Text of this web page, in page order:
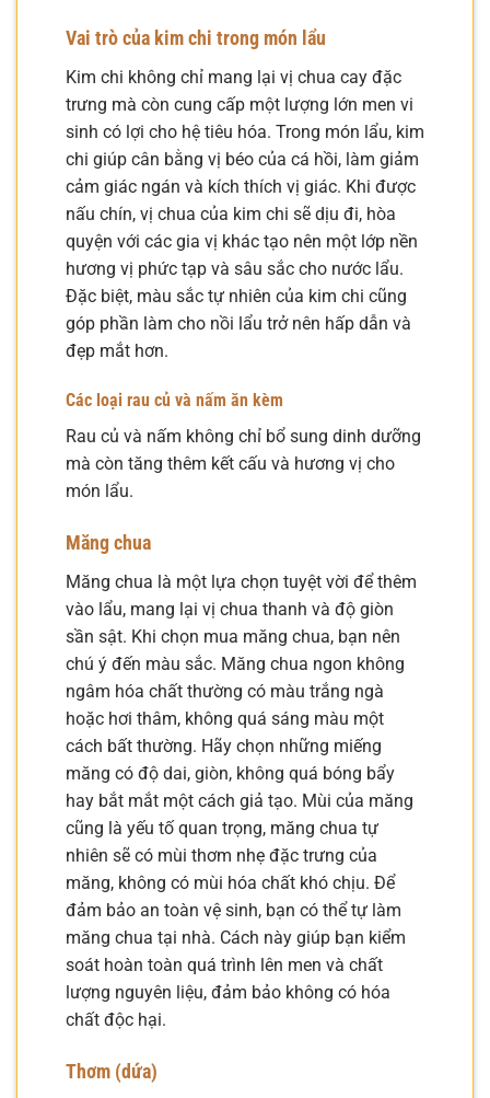
Vai trò của kim chi trong món lẩu
Kim chi không chỉ mang lại vị chua cay đặc
trưng mà còn cung cấp một lượng lớn men vi
sinh có lợi cho hệ tiêu hóa. Trong món lẩu, kim
chi giúp cân bằng vị béo của cá hồi, làm giảm
cảm giác ngán và kích thích vị giác. Khi được
nấu chín, vị chua của kim chi sẽ dịu đi, hòa
quyện với các gia vị khác tạo nên một lớp nền
hương vị phức tạp và sâu sắc cho nước lẩu.
Đặc biệt, màu sắc tự nhiên của kim chi cũng
góp phần làm cho nồi lẩu trở nên hấp dẫn và
đẹp mắt hơn.
Các loại rau củ và nấm ăn kèm
Rau củ và nấm không chỉ bổ sung dinh dưỡng
mà còn tăng thêm kết cấu và hương vị cho
món lẩu.
Măng chua
Măng chua là một lựa chọn tuyệt vời để thêm
vào lẩu, mang lại vị chua thanh và độ giòn
sần sật. Khi chọn mua măng chua, bạn nên
chú ý đến màu sắc. Măng chua ngon không
ngâm hóa chất thường có màu trắng ngà
hoặc hơi thâm, không quá sáng màu một
cách bất thường. Hãy chọn những miếng
măng có độ dai, giòn, không quá bóng bẩy
hay bắt mắt một cách giả tạo. Mùi của măng
cũng là yếu tố quan trọng, măng chua tự
nhiên sẽ có mùi thơm nhẹ đặc trưng của
măng, không có mùi hóa chất khó chịu. Để
đảm bảo an toàn vệ sinh, bạn có thể tự làm
măng chua tại nhà. Cách này giúp bạn kiểm
soát hoàn toàn quá trình lên men và chất
lượng nguyên liệu, đảm bảo không có hóa
chất độc hại.
Thơm (dứa)